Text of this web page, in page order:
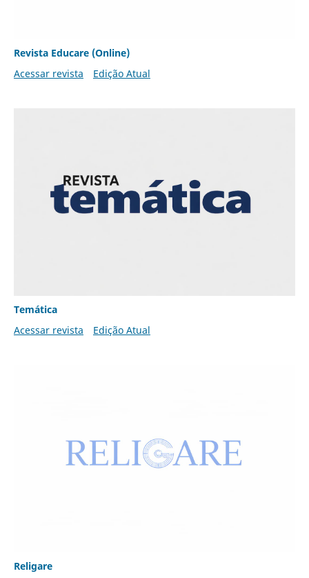
Revista Educare (Online)
Acessar revista
Edição Atual
Temática
Acessar revista
Edição Atual
Religare